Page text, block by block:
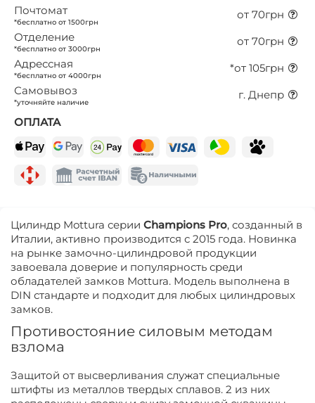
Почтомат
*бесплатно от 1500грн
от 70грн
Отделение
*бесплатно от 3000грн
от 70грн
Адрессная
*бесплатно от 4000грн
*от 105грн
Самовывоз
*уточняйте наличие
г. Днепр
ОПЛАТА
Цилиндр Mottura серии Champions Pro, созданный в
Италии, активно производится с 2015 года. Новинка
на рынке замочно-цилиндровой продукции
завоевала доверие и популярность среди
обладателей замков Mottura. Модель выполнена в
DIN стандарте и подходит для любых цилиндровых
замков.
Противостояние силовым методам
взлома
Защитой от высверливания служат специальные
штифты из металлов твердых сплавов. 2 из них